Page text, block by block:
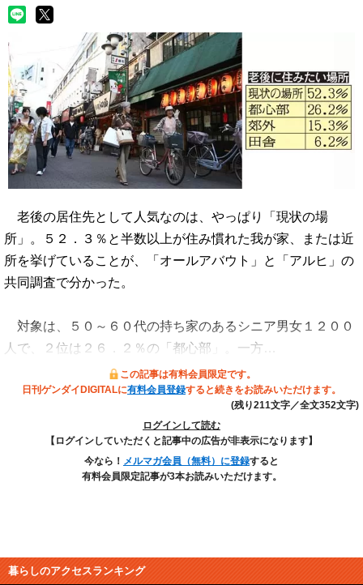
老後の居住先として人気なのは、やっぱり「現状の場
所」。５２．３％と半数以上が住み慣れた我が家、または近
所を挙げていることが、「オールアバウト」と「アルヒ」の
共同調査で分かった。
対象は、５０～６０代の持ち家のあるシニア男女１２００
人で、２位は２６．２％の「都心部」。一方…
この記事は有料会員限定です。
日刊ゲンダイDIGITALに有料会員登録すると続きをお読みいただけます。
(残り211文字／全文352文字)
ログインして読む
【ログインしていただくと記事中の広告が非表示になります】
今なら！ メルマガ会員（無料）に登録すると
有料会員限定記事が3本お読みいただけます。
暮らしのアクセスランキング